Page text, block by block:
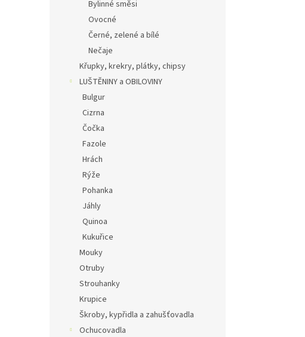
Bylinné směsi
Ovocné
Černé, zelené a bílé
Nečaje
Křupky, krekry, plátky, chipsy
LUŠTĚNINY a OBILOVINY
Bulgur
Cizrna
Čočka
Fazole
Hrách
Rýže
Pohanka
Jáhly
Quinoa
Kukuřice
Mouky
Otruby
Strouhanky
Krupice
Škroby, kypřidla a zahušťovadla
Ochucovadla